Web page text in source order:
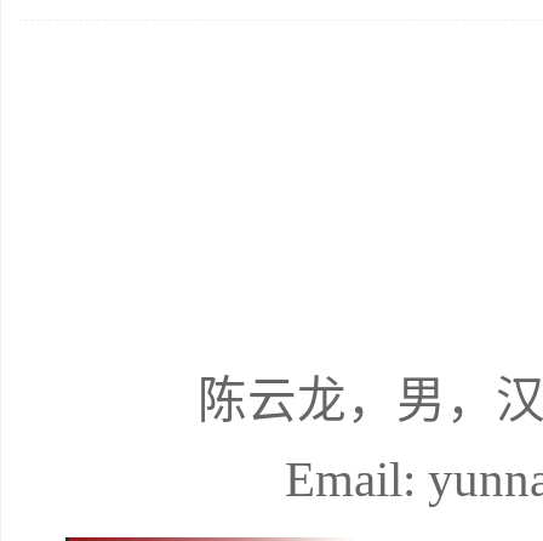
陈云龙 ， 男 ，
Email: